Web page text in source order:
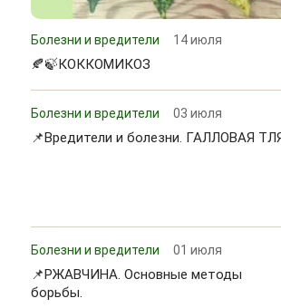
Болезни и вредители 14 июля
🍂🍃КОККОМИКОЗ
Болезни и вредители 03 июля
📌Вредители и болезни. ГАЛЛОВАЯ
Болезни и вредители 01 июля
📌РЖАВЧИНА. Основные методы
борьбы.